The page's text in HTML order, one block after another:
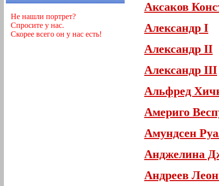
Не нашли портрет?
Спросите у нас.
Скорее всего он у нас есть!
Аксаков
Александр I
Александр II
Александр III
Альфред
Америго
Амундсен
Анджелина
Андреев